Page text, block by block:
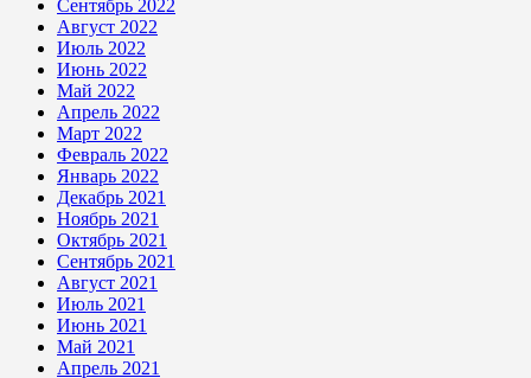
Сентябрь 2022
Август 2022
Июль 2022
Июнь 2022
Май 2022
Апрель 2022
Март 2022
Февраль 2022
Январь 2022
Декабрь 2021
Ноябрь 2021
Октябрь 2021
Сентябрь 2021
Август 2021
Июль 2021
Июнь 2021
Май 2021
Апрель 2021